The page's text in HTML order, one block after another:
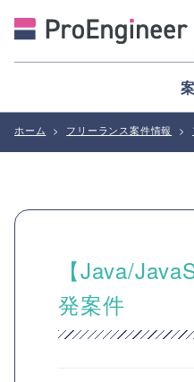
ホーム > フリーランス案件情報 >
【Java/
発案件